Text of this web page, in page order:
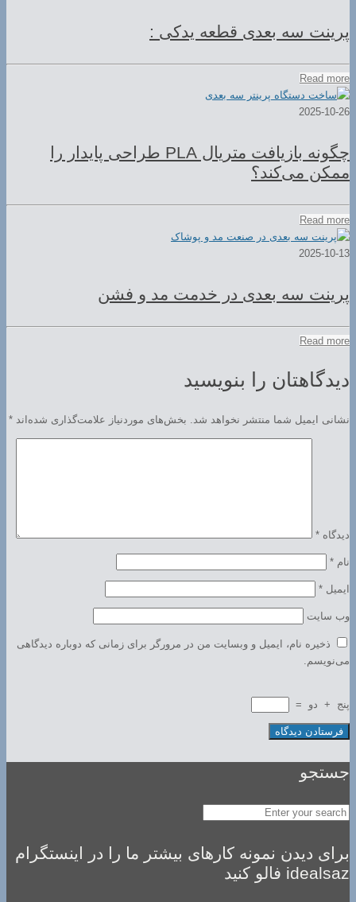
پرینت سه بعدی قطعه یدکی :
Read more
2025-10-26
چگونه بازیافت متریال PLA طراحی پایدار را
ممکن می‌کند؟
Read more
2025-10-13
پرینت سه بعدی در خدمت مد و فشن
Read more
دیدگاهتان را بنویسید
نشانی ایمیل شما منتشر نخواهد شد. بخش‌های موردنیاز علامت‌گذاری شده‌اند *
دیدگاه *
نام *
ایمیل *
وب‌ سایت
ذخیره نام، ایمیل و وبسایت من در مرورگر برای زمانی که دوباره دیدگاهی
می‌نویسم.
پنج + دو =
جستجو
برای دیدن نمونه کارهای بیشتر ما را در اینستگرام
idealsaz فالو کنید